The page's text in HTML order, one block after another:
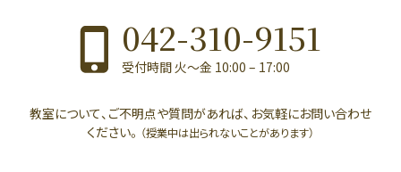
042-310-9151
受付時間 火〜金 10:00 – 17:00
教室について、ご不明点や質問があれば、お気軽にお問い合わせ
ください。 （授業中は出られないことがあります）